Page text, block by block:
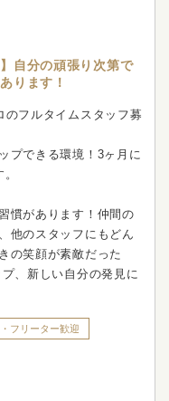
自分の頑張り次第で
ります！
フルタイムスタッフ募
プできる環境！3ヶ月に
慣があります！仲間の
他のスタッフにもどん
の笑顔が素敵だった
、新しい自分の発見に
フリーター歓迎